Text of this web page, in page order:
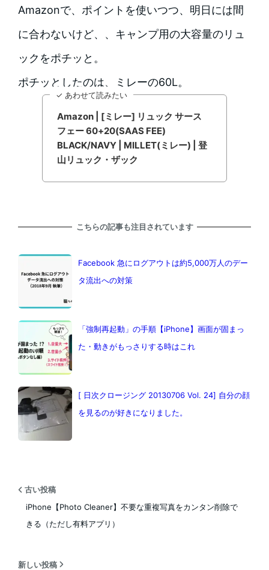
Amazonで、ポイントを使いつつ、明日には間
に合わないけど、、キャンプ用の大容量のリュ
ックをポチッと。
ポチッとしたのは、ミレーの60L。
✓ あわせて読みたい
Amazon | [ミレー] リュック サース
フェー 60+20(SAAS FEE)
BLACK/NAVY | MILLET(ミレー) | 登
山リュック・ザック
こちらの記事も注目されています
Facebook 急にログアウトは約5,000万人のデー
タ流出への対策
「強制再起動」の手順【iPhone】画面が固まっ
た・動きがもっさりする時はこれ
[ 日次クロージング 20130706 Vol. 24] 自分の顔
を見るのが好きになりました。
古い投稿
iPhone【Photo Cleaner】不要な重複写真をカンタン削除で
きる（ただし有料アプリ）
新しい投稿